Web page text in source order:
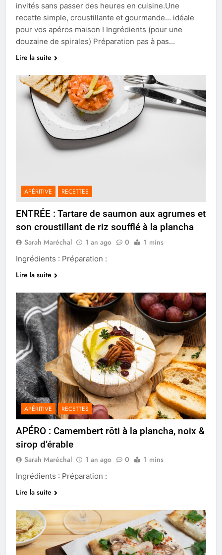
invités sans passer des heures en cuisine.Une
recette simple, croustillante et gourmande… idéale
pour vos apéros maison ! Ingrédients (pour une
douzaine de spirales) Préparation pas à pas…
Lire la suite
APÉRITIVE RECETTES
ENTRÉE : Tartare de saumon aux agrumes et
son croustillant de riz soufflé à la plancha
Sarah Maréchal 1 an ago 0 1 mins
Ingrédients : Préparation :
Lire la suite
APÉRITIVE RECETTES
APÉRO : Camembert rôti à la plancha, noix &
sirop d’érable
Sarah Maréchal 1 an ago 0 1 mins
Ingrédients : Préparation :
Lire la suite